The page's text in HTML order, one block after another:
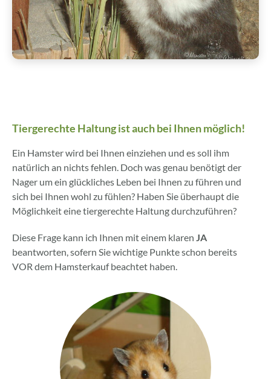
Tiergerechte Haltung ist auch bei Ihnen möglich!
Ein Hamster wird bei Ihnen einziehen und es soll ihm
natürlich an nichts fehlen. Doch was genau benötigt der
Nager um ein glückliches Leben bei Ihnen zu führen und
sich bei Ihnen wohl zu fühlen? Haben Sie überhaupt die
Möglichkeit eine tiergerechte Haltung durchzuführen?
Diese Frage kann ich Ihnen mit einem klaren JA
beantworten, sofern Sie wichtige Punkte schon bereits
VOR dem Hamsterkauf beachtet haben.